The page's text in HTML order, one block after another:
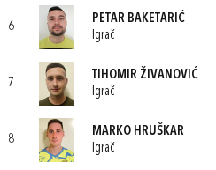
6
PETAR BAKETARIĆ
Igrač
7
TIHOMIR ŽIVANOVIĆ
Igrač
8
MARKO HRUŠKAR
Igrač